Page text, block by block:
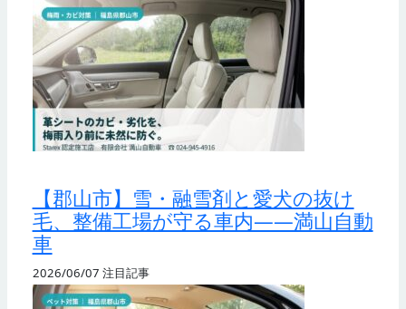
【郡山市】雪・融雪剤と愛犬の抜け
毛、整備工場が守る車内——満山自動
車
2026/06/07 注目記事